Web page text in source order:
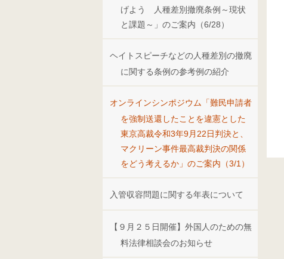
げよう 人種差別撤廃条例～現状
と課題～」のご案内（6/28）
ヘイトスピーチなどの人種差別の撤廃
に関する条例の参考例の紹介
オンラインシンポジウム「難民申請者
を強制送還したことを違憲とした
東京高裁令和3年9月22日判決と、
マクリーン事件最高裁判決の関係
をどう考えるか」のご案内（3/1）
入管収容問題に関する年表について
【９月２５日開催】外国人のための無
料法律相談会のお知らせ